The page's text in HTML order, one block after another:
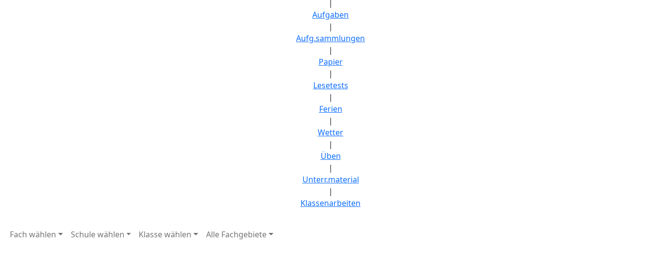
Aufgaben
|
Aufg.sammlungen
|
Papier
|
Lesetests
|
Ferien
|
Wetter
|
Üben
|
Unterr.material
|
Klassenarbeiten
Fach wählen Schule wählen Klasse wählen Alle Fachgebiete